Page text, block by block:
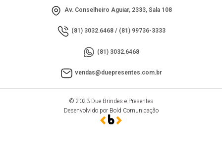
Av. Conselheiro Aguiar, 2333, Sala 108
(81) 3032.6468/ (81) 99736-3333
(81) 3032.6468
vendas@duepresentes.com.br
© 2023 Due Brindes e Presentes
Desenvolvido por Bold Comunicação